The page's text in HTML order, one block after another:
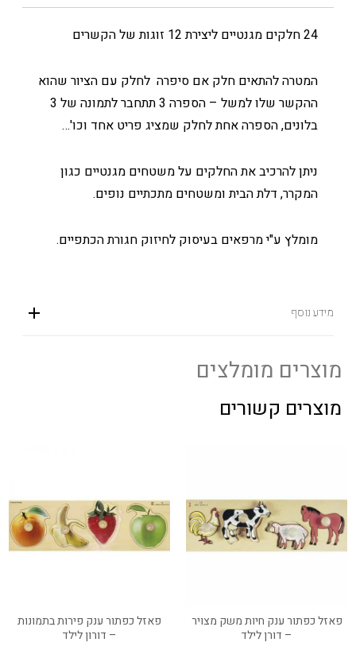
24 חלקים מגנטיים ליצירת 12 זוגות של הקשרים
המטרה להתאים חלק אם סיפרה לחלק עם הציור שהוא
ההקשר שלו למשל – הספרה 3 תתחבר לתמונה של 3
בלונים, הספרה אחת לחלק שמציג פריט אחד וכו'…
ניתן להרכיב את החלקים על משטחים מגנטיים כגון
המקרר, דלת הבית ומשטחים מתכתיים נופים.
מומלץ ע"י מרפאים בעיסוק לחיזוק חגורת הכתפיים.
מידע נוסף
מוצרים מומלצים
מוצרים קשורים
פאזל כפתור ענק חיות משק מצויר
– דורן לילד
פאזל כפתור ענק פירות בתמונות
– דורון לילד